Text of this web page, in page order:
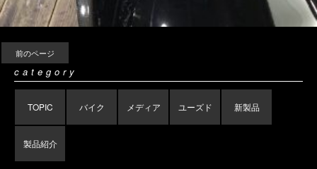
前のページ
category
TOPIC バイク メディア ユーズド 新製品
製品紹介